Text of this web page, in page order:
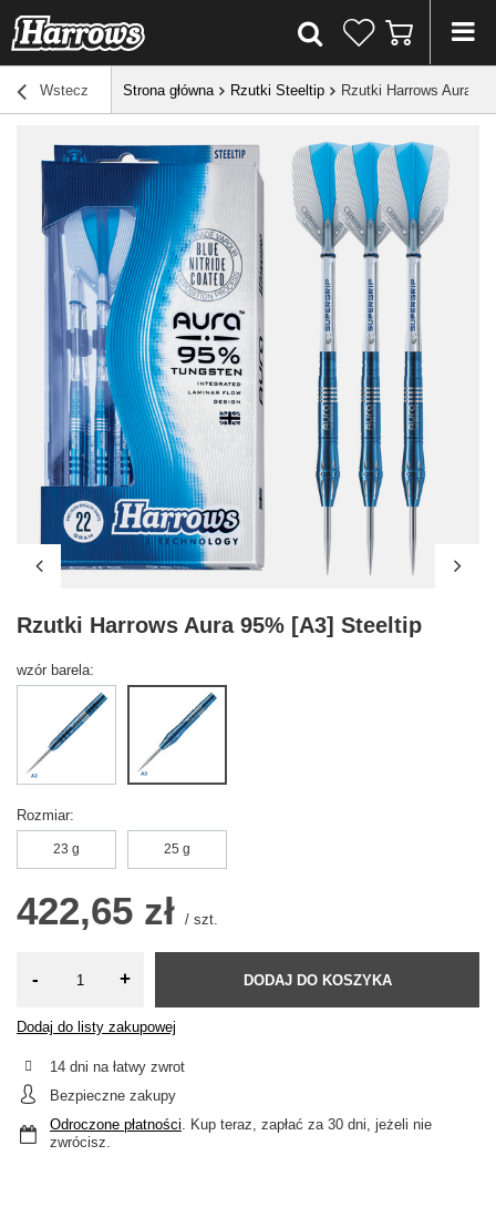
Wstecz Strona główna Rzutki Steeltip Rzutki Harrows Aura
Rzutki Harrows Aura 95% [A3] Steeltip
wzór barela
Rozmiar
23 g 25 g
422,65 zł / szt.
- + DODAJ DO KOSZYKA
Dodaj do listy zakupowej
14 dni na łatwy zwrot
Bezpieczne zakupy
Odroczone płatności. Kup teraz, zapłać za 30 dni, jeżeli nie
zwrócisz.